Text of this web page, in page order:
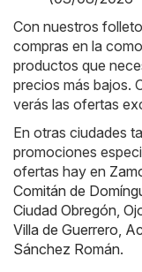
Con nuestros
compras en la
productos que
precios más bajos.
verás las ofertas
En otras ciudades
promociones
ofertas hay en
Comitán de
Ciudad Obregón,
Villa de Guerrero,
Sánchez Román.